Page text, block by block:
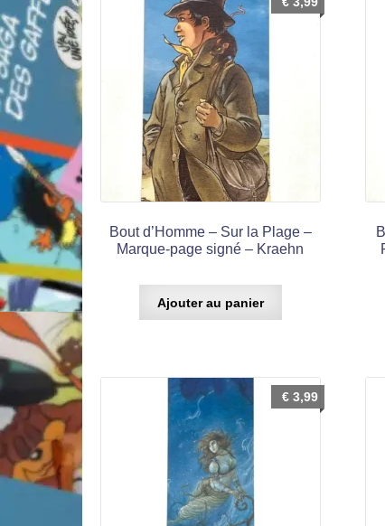
Bout d’Homme – Sur la Plage –
Marque-page signé – Kraehn
Ajouter au panier
€3,99